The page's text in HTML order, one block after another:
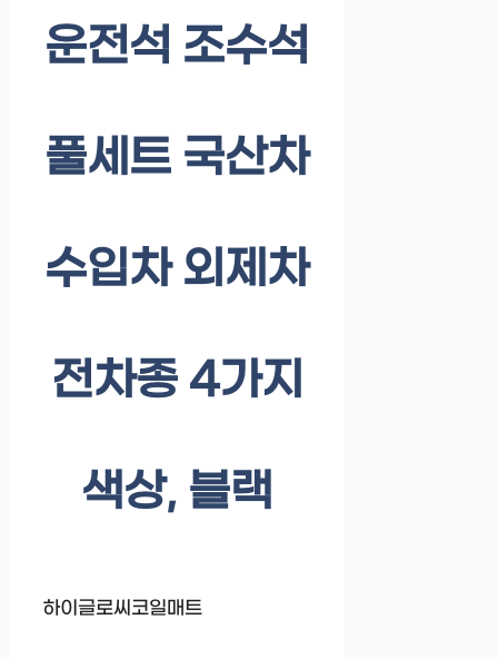
운전석 조수석
풀세트 국산차
수입차 외제차
전차종 4가지
색상, 블랙
하이글로씨코일매트